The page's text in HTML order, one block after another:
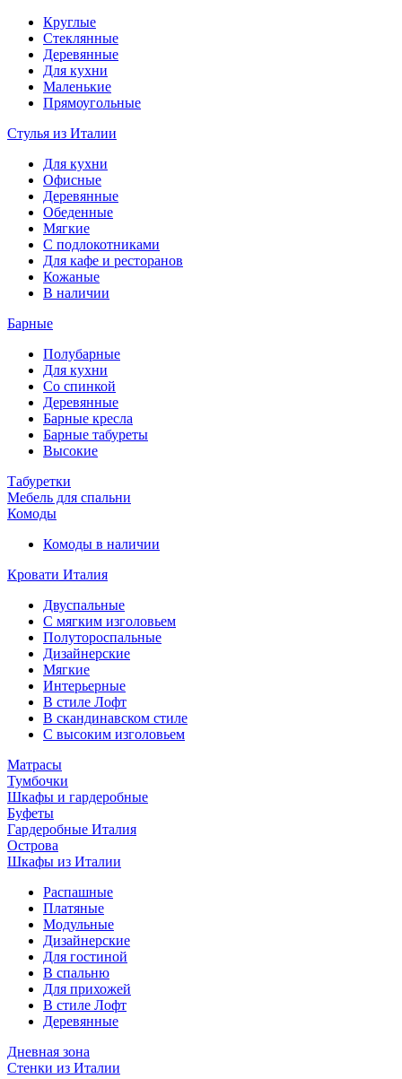
Круглые
Стеклянные
Деревянные
Для кухни
Маленькие
Прямоугольные
Стулья из Италии
Для кухни
Офисные
Деревянные
Обеденные
Мягкие
С подлокотниками
Для кафе и ресторанов
Кожаные
В наличии
Барные
Полубарные
Для кухни
Со спинкой
Деревянные
Барные кресла
Барные табуреты
Высокие
Табуретки
Мебель для спальни
Комоды
Комоды в наличии
Кровати Италия
Двуспальные
С мягким изголовьем
Полутороспальные
Дизайнерские
Мягкие
Интерьерные
В стиле Лофт
В скандинавском стиле
С высоким изголовьем
Матрасы
Тумбочки
Шкафы и гардеробные
Буфеты
Гардеробные Италия
Острова
Шкафы из Италии
Распашные
Платяные
Модульные
Дизайнерские
Для гостиной
В спальню
Для прихожей
В стиле Лофт
Деревянные
Дневная зона
Стенки из Италии